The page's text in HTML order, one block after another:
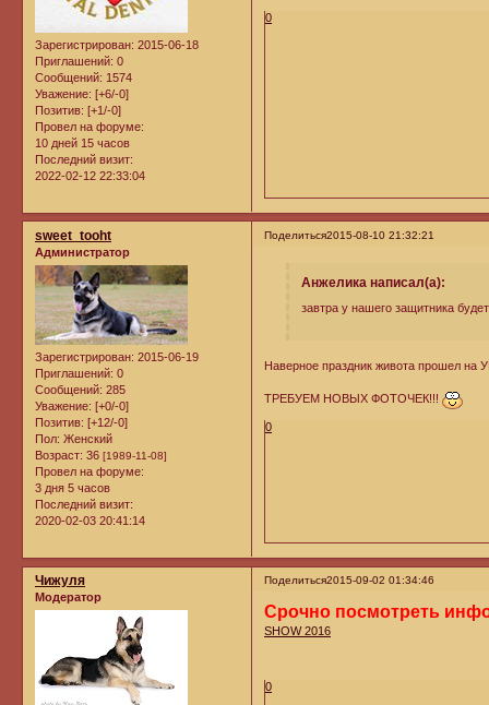
Зарегистрирован: 2015-06-18
Приглашений: 0
Сообщений: 1574
Уважение: [+6/-0]
Позитив: [+1/-0]
Провел на форуме:
10 дней 15 часов
Последний визит:
2022-02-12 22:33:04
0
Поделиться2015-08-10 21:32:21
sweet_tooht
Администратор
Зарегистрирован: 2015-06-19
Приглашений: 0
Сообщений: 285
Уважение: [+0/-0]
Позитив: [+12/-0]
Пол: Женский
Возраст: 36 [1989-11-08]
Провел на форуме:
3 дня 5 часов
Последний визит:
2020-02-03 20:41:14
Анжелика написал(а):
завтра у нашего защитника
Наверное праздник живота прошел на
ТРЕБУЕМ НОВЫХ ФОТОЧЕК!!!
0
Поделиться2015-09-02 01:34:46
Чижуля
Модератор
Срочно посмотреть
SHOW 2016
0